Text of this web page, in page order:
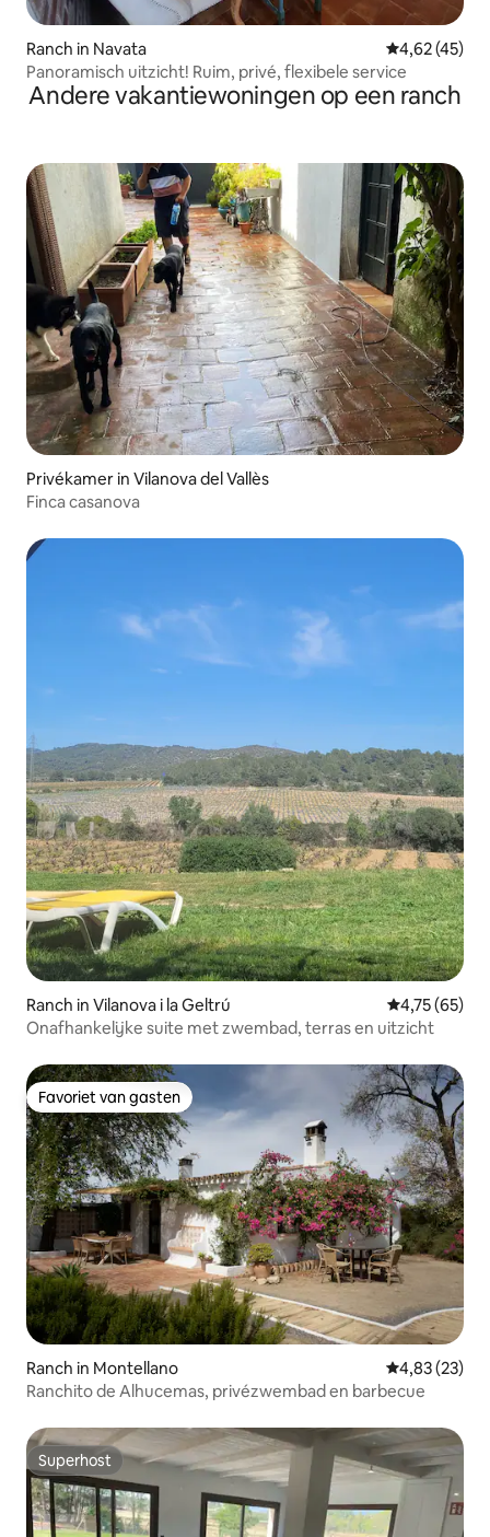
Ranch in Navata Gemiddelde
4,62 (45)
Panoramisch uitzicht! Ruim, privé, flexibele service
Andere vakantiewoningen op een ranch
Privékamer in Vilanova del Vallès
Finca casanova
Ranch in Vilanova i la Geltrú Gemiddelde
4,75 (65)
Onafhankelijke suite met zwembad, terras en uitzicht
Favoriet van gasten
Favoriet van gasten
Ranch in Montellano Gemiddelde
4,83 (23)
Ranchito de Alhucemas, privézwembad en barbecue
Superhost
Superhost